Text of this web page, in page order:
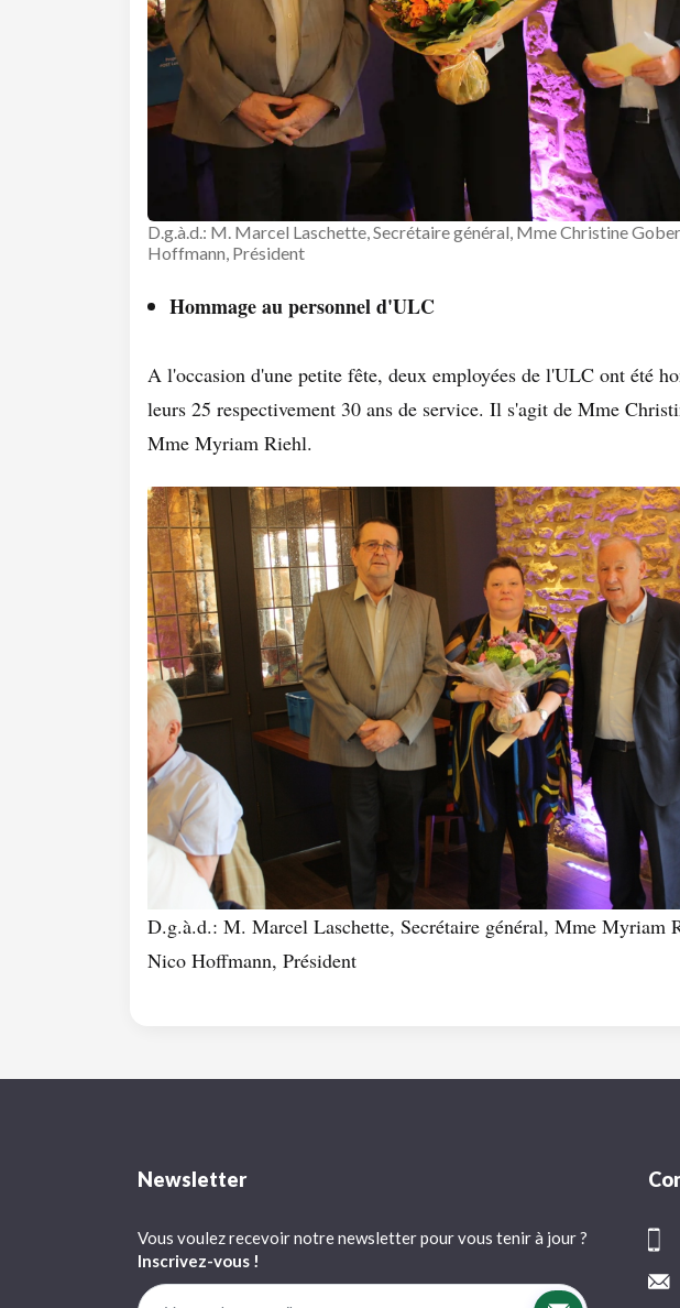
D.g.à.d.: M. Marcel Laschette, Secrétaire général, Mme Christine
Hoffmann, Président
Hommage au personnel d'ULC
A l'occasion d'une petite fête, deux employées de l'ULC ont été
leurs 25 respectivement 30 ans de service. Il s'agit de Mme
Mme Myriam Riehl.
D.g.à.d.: M. Marcel Laschette, Secrétaire général, Mme Myriam
Nico Hoffmann, Président
Newsletter
Vous voulez recevoir notre newsletter pour vous tenir à jour ?
Inscrivez-vous !